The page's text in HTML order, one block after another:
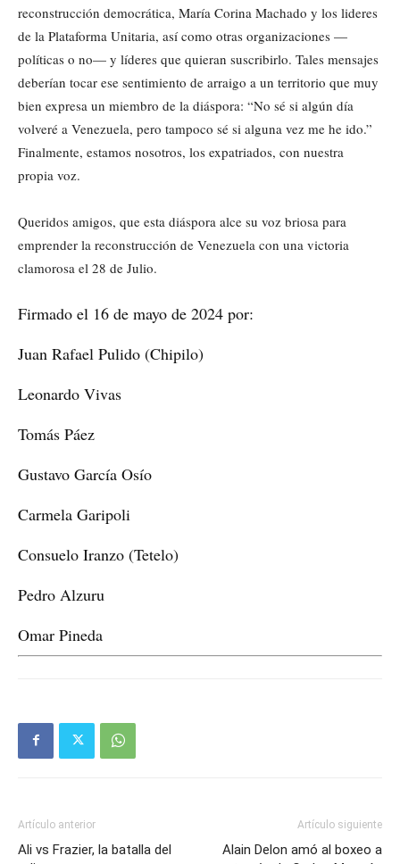
reconstrucción democrática, María Corina Machado y los lideres
de la Plataforma Unitaria, así como otras organizaciones —
políticas o no— y líderes que quieran suscribirlo. Tales mensajes
deberían tocar ese sentimiento de arraigo a un territorio que muy
bien expresa un miembro de la diáspora: “No sé si algún día
volveré a Venezuela, pero tampoco sé si alguna vez me he ido.”
Finalmente, estamos nosotros, los expatriados, con nuestra
propia voz.
Queridos amigos, que esta diáspora alce su voz briosa para
emprender la reconstrucción de Venezuela con una victoria
clamorosa el 28 de Julio.
Firmado el 16 de mayo de 2024 por:
Juan Rafael Pulido (Chipilo)
Leonardo Vivas
Tomás Páez
Gustavo García Osío
Carmela Garipoli
Consuelo Iranzo (Tetelo)
Pedro Alzuru
Omar Pineda
Artículo anterior
Ali vs Frazier, la batalla del
Artículo siguiente
Alain Delon amó al boxeo a